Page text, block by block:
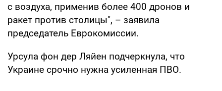
с воздуха, применив более 400 дронов и
ракет против столицы", – заявила
председатель Еврокомиссии.
Урсула фон дер Ляйен подчеркнула, что
Украине срочно нужна усиленная ПВО.